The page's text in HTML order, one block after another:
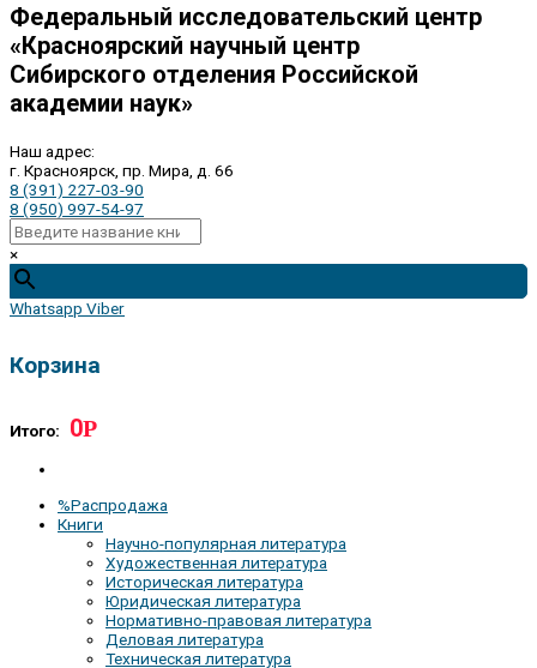
Федеральный исследовательский центр
«Красноярский научный центр
Сибирского отделения Российской
академии наук»
Наш адрес:
г. Красноярск, пр. Мира, д. 66
8 (391) 227-03-90
8 (950) 997-54-97
×
Whatsapp Viber
Корзина
Итого: 0Р
%Распродажа
Книги
Научно-популярная литература
Художественная литература
Историческая литература
Юридическая литература
Нормативно-правовая литература
Деловая литература
Техническая литература